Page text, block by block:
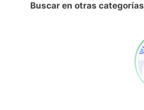
Buscar en otras categorías